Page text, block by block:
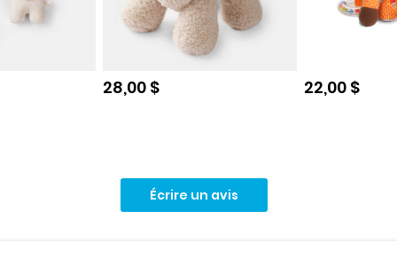
Prix de solde
28,00 $ Prix de solde
22,00 $
Écrire un avis